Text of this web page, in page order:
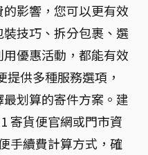
影響，您可以更有效
技巧、拆分包裹、選
優惠活動，都能有效
供多種服務選項，
划算的寄件方案。建
寄貨便官網或門市資
手續費計算方式，確